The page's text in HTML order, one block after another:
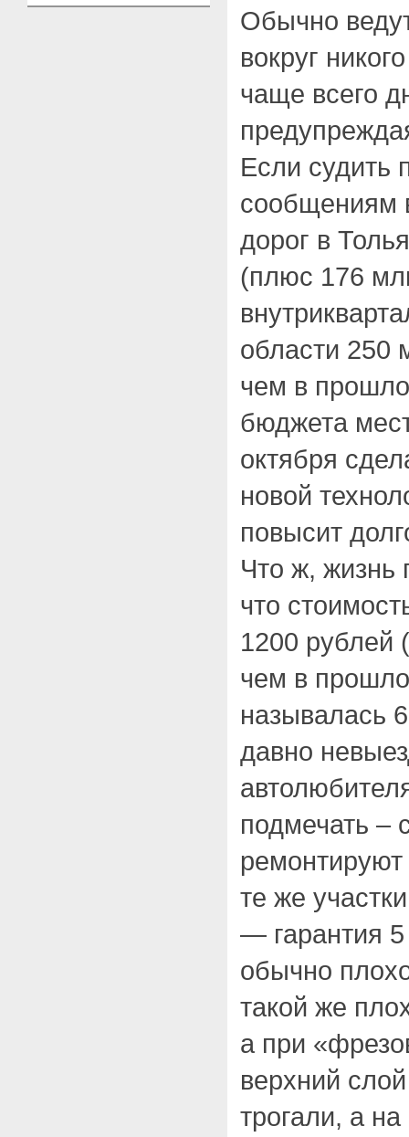
Обычно
вокруг
чаще всего
Если
сообщениям
дорог в
(плюс 176
области 250
чем в
бюджета
октября
новой
повысит
Что ж, жизнь
что
1200 рублей
чем в
называлась
давно
подмечать –
те же
— гарантия
обычно
такой же
а при
верхний
трогали, а